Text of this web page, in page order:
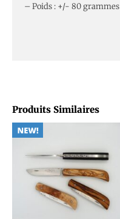
Produits Similaires
– Poids : +/- 80 grammes